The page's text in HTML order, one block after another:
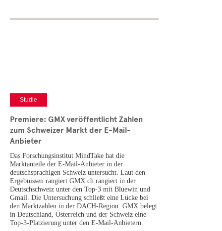
Studie
Premiere: GMX veröffentlicht Zahlen
zum Schweizer Markt der E-Mail-
Anbieter
Das Forschungsinstitut MindTake hat die
Marktanteile der E-Mail-Anbieter in der
deutschsprachigen Schweiz untersucht. Laut den
Ergebnissen rangiert GMX.ch rangiert in der
Deutschschweiz unter den Top-3 mit Bluewin und
Gmail. Die Untersuchung schließt eine Lücke bei
den Marktzahlen in der DACH-Region. GMX belegt
in Deutschland, Österreich und der Schweiz eine
Top-3-Platzierung unter den E-Mail-Anbietern.